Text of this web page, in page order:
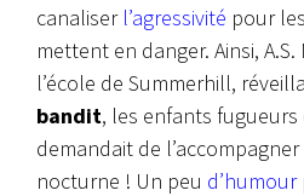
canaliser l’agressivité pour
mettent en danger. Ainsi,
l’école de Summerhill,
bandit, les enfants
demandait de
nocturne ! Un peu d’humour